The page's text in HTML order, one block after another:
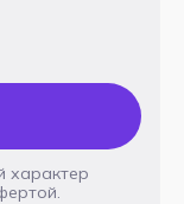
характер